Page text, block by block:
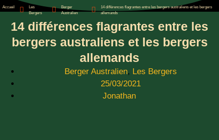
Accueil
Les
Bergers
Berger
Australien
14 différences flagrantes entre les bergers australiens et les bergers
allemands
14 différences flagrantes entre les
bergers australiens et les bergers
allemands
Berger Australien, Les Bergers
25/03/2021
Jonathan